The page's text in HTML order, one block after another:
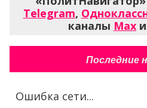
Telegram,
каналы Max и
Последние
Ошибка сети...